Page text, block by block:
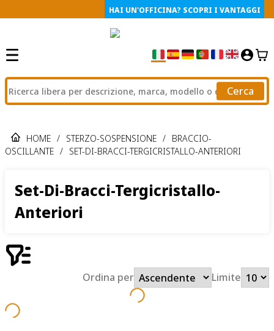
HAI UN'OFFICINA? SCOPRI I VANTAGGI
Cerca
HOME / STERZO-SOSPENSIONE / BRACCIO-
OSCILLANTE / SET-DI-BRACCI-TERGICRISTALLO-ANTERIORI
Set-Di-Bracci-Tergicristallo-
Anteriori
Ordina per Limite